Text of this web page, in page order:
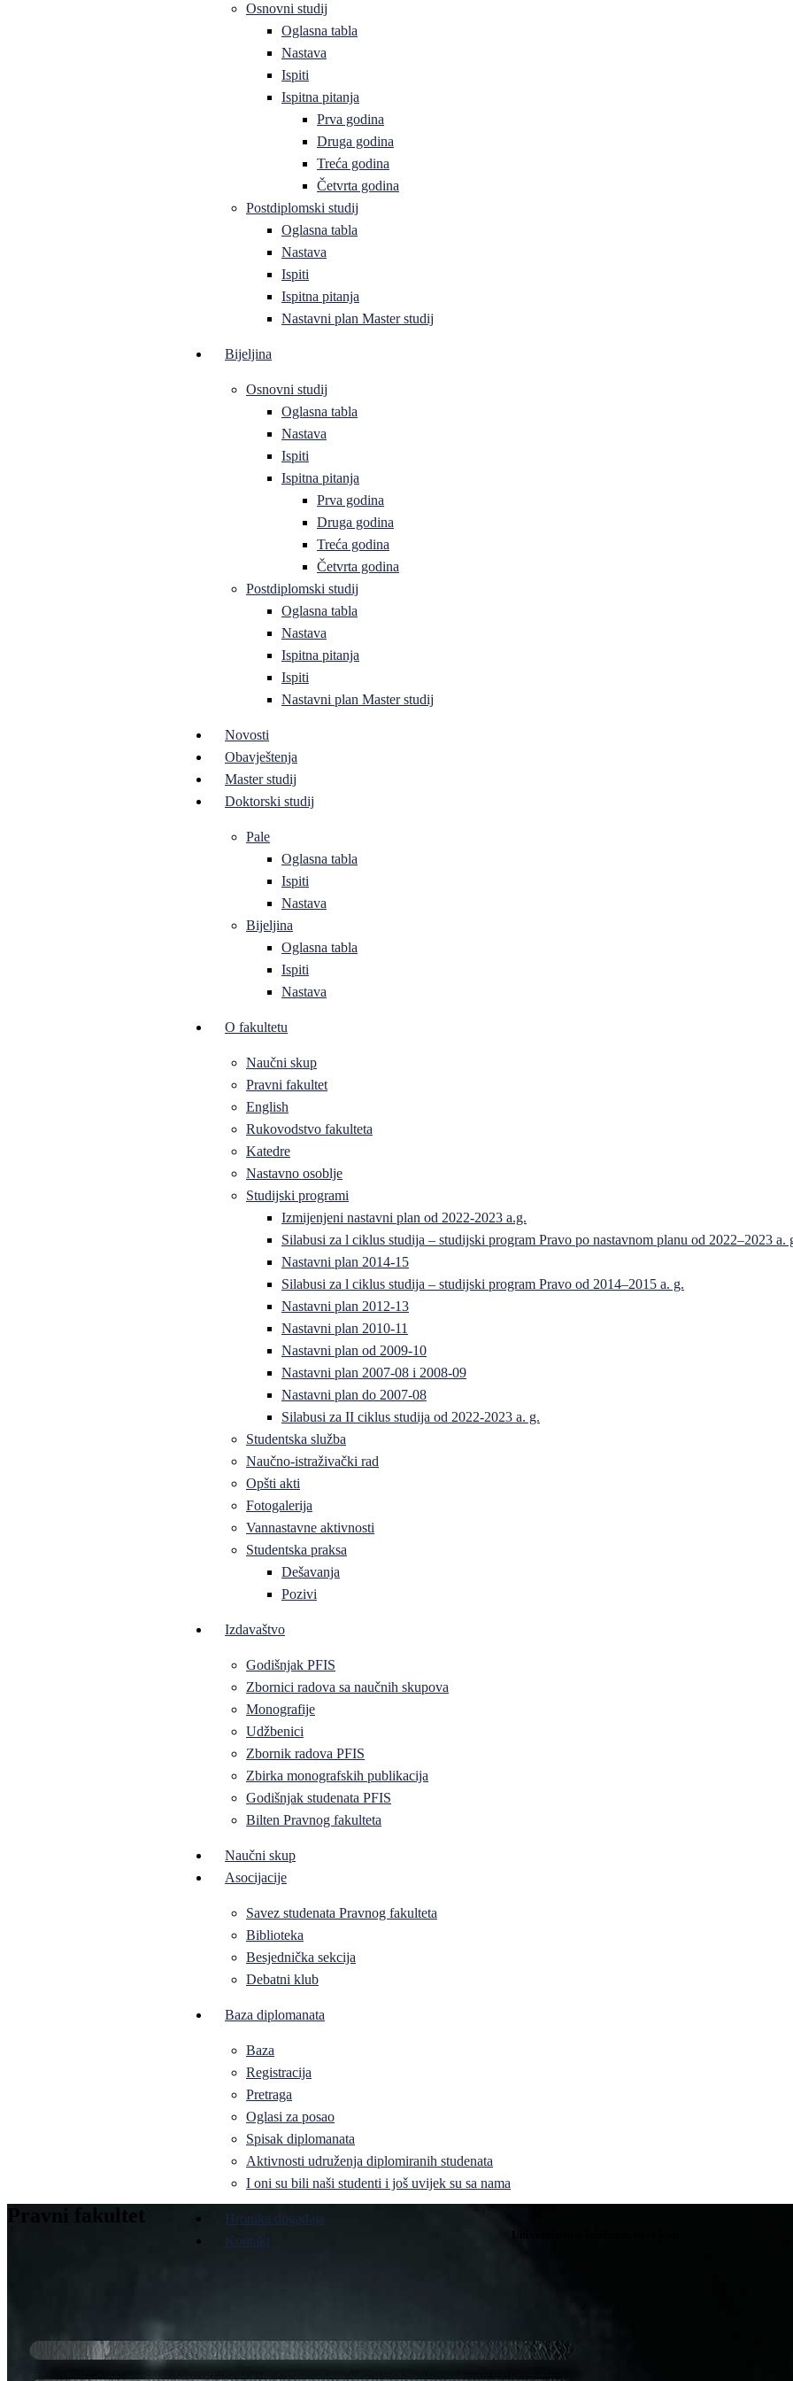
Osnovni studij
Oglasna tabla
Nastava
Ispiti
Ispitna pitanja
Prva godina
Druga godina
Treća godina
Četvrta godina
Postdiplomski studij
Oglasna tabla
Nastava
Ispiti
Ispitna pitanja
Nastavni plan Master studij
Bijeljina
Osnovni studij
Oglasna tabla
Nastava
Ispiti
Ispitna pitanja
Prva godina
Druga godina
Treća godina
Četvrta godina
Postdiplomski studij
Oglasna tabla
Nastava
Ispitna pitanja
Ispiti
Nastavni plan Master studij
Novosti
Obavještenja
Master studij
Doktorski studij
Pale
Oglasna tabla
Ispiti
Nastava
Bijeljina
Oglasna tabla
Ispiti
Nastava
O fakultetu
Naučni skup
Pravni fakultet
English
Rukovodstvo fakulteta
Katedre
Nastavno osoblje
Studijski programi
Izmijenjeni nastavni plan od 2022-2023 a.g.
Silabusi za l ciklus studija – studijski program Pravo po nastavnom planu od 2022–2023 a.
Nastavni plan 2014-15
Silabusi za l ciklus studija – studijski program Pravo od 2014–2015 a. g.
Nastavni plan 2012-13
Nastavni plan 2010-11
Nastavni plan od 2009-10
Nastavni plan 2007-08 i 2008-09
Nastavni plan do 2007-08
Silabusi za II ciklus studija od 2022-2023 a. g.
Studentska služba
Naučno-istraživački rad
Opšti akti
Fotogalerija
Vannastavne aktivnosti
Studentska praksa
Dešavanja
Pozivi
Izdavaštvo
Godišnjak PFIS
Zbornici radova sa naučnih skupova
Monografije
Udžbenici
Zbornik radova PFIS
Zbirka monografskih publikacija
Godišnjak studenata PFIS
Bilten Pravnog fakulteta
Naučni skup
Asocijacije
Savez studenata Pravnog fakulteta
Biblioteka
Besjednička sekcija
Debatni klub
Baza diplomanata
Baza
Registracija
Pretraga
Oglasi za posao
Spisak diplomanata
Aktivnosti udruženja diplomiranih studenata
I oni su bili naši studenti i još uvijek su sa nama
Hronika događaja
Kontakt
Pravni fakultet